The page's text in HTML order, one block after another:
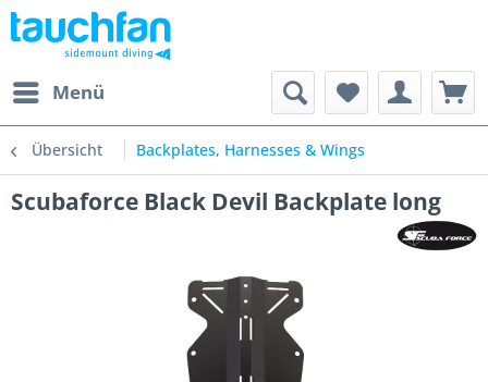
Menü
Übersicht Backplates, Harnesses & Wings
Scubaforce Black Devil Backplate long